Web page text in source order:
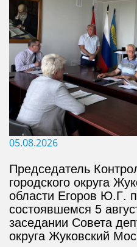
05.08.2026
Председатель
городского округа
области Егоров Ю.Г.
состоявшемся 5
заседании Совета
округа Жуковский